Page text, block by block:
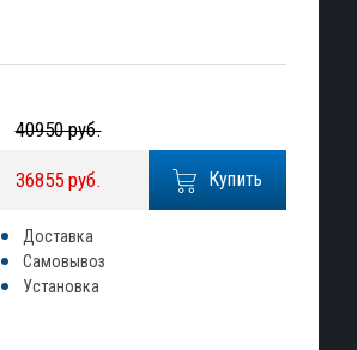
Купить
40950 руб.
36855 руб.
Доставка
Самовывоз
Установка